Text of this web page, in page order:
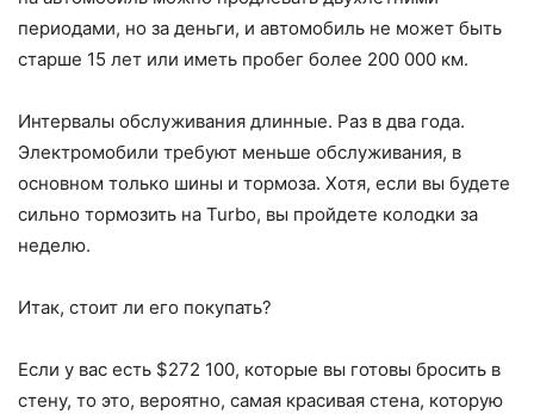
периодами, но за деньги, и автомобиль не может быть
старше 15 лет или иметь пробег более 200 000 км.
Интервалы обслуживания длинные. Раз в два года.
Электромобили требуют меньше обслуживания, в
основном только шины и тормоза. Хотя, если вы будете
сильно тормозить на Turbo, вы пройдете колодки за
неделю.
Итак, стоит ли его покупать?
Если у вас есть $272 100, которые вы готовы бросить в
стену, то это, вероятно, самая красивая стена, которую